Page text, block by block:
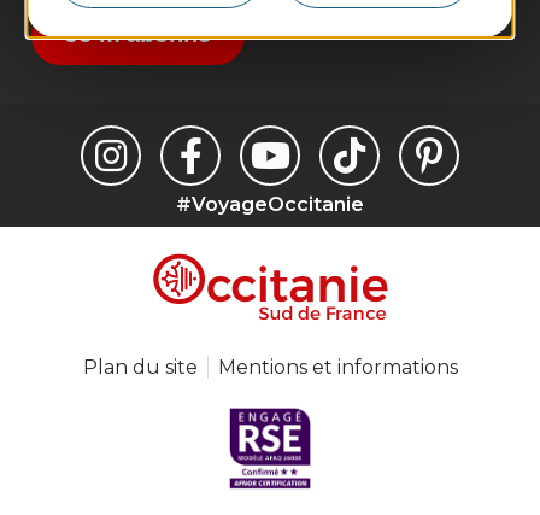
Je m'abonne
#VoyageOccitanie
Plan du site Mentions et informations